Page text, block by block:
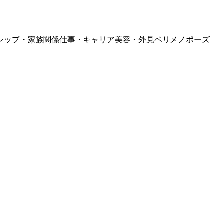
ップ・家族関係仕事・キャリア美容・外見ペリメノポーズ